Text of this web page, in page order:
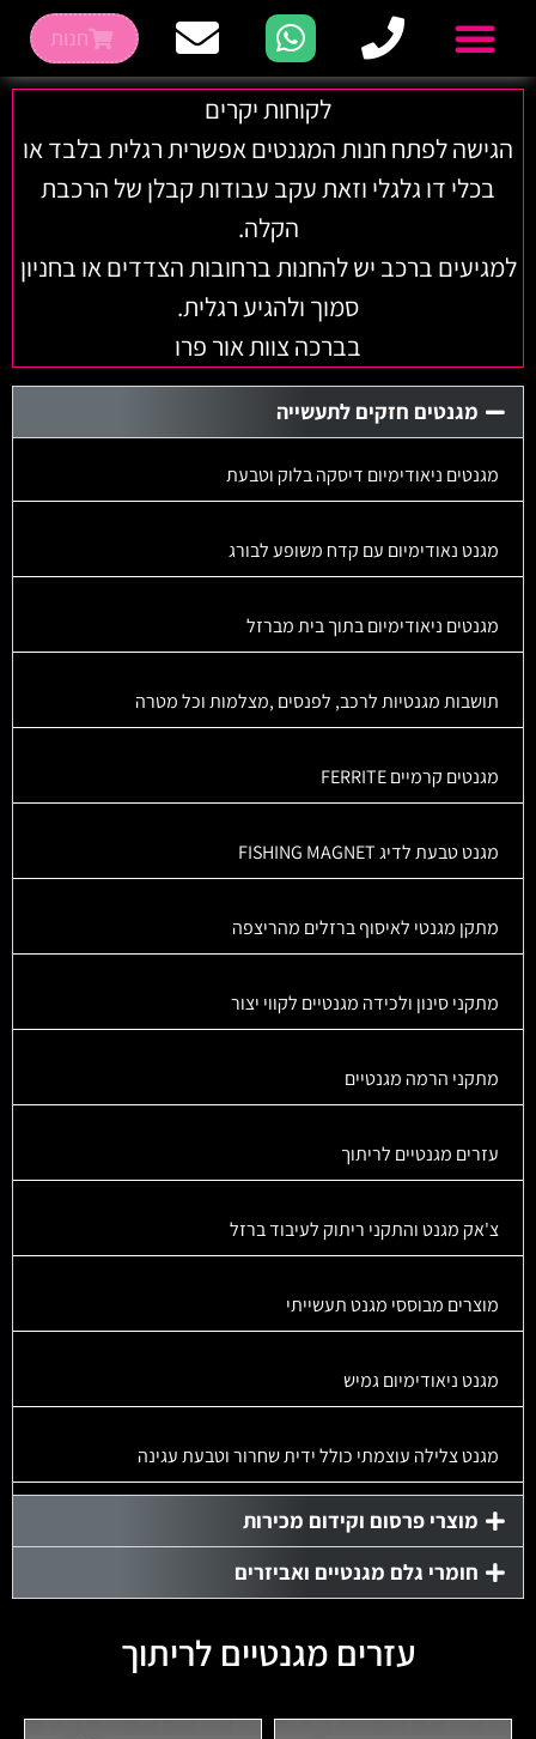
חנות
לקוחות יקרים
הגישה לפתח חנות המגנטים אפשרית רגלית בלבד או
בכלי דו גלגלי וזאת עקב עבודות קבלן של הרכבת
הקלה.
למגיעים ברכב יש להחנות ברחובות הצדדים או בחניון
סמוך ולהגיע רגלית.
בברכה צוות אור פרו
מגנטים חזקים לתעשייה
מגנטים ניאודימיום דיסקה בלוק וטבעת
מגנט נאודימיום עם קדח משופע לבורג
מגנטים ניאודימיום בתוך בית מברזל
תושבות מגנטיות לרכב, לפנסים ,מצלמות וכל מטרה
מגנטים קרמיים FERRITE
מגנט טבעת לדיג FISHING MAGNET
מתקן מגנטי לאיסוף ברזלים מהריצפה
מתקני סינון ולכידה מגנטיים לקווי יצור
מתקני הרמה מגנטיים
עזרים מגנטיים לריתוך
צ'אק מגנט והתקני ריתוק לעיבוד ברזל
מוצרים מבוססי מגנט תעשייתי
מגנט ניאודימיום גמיש
מגנט צלילה עוצמתי כולל ידית שחרור וטבעת עגינה
מוצרי פרסום וקידום מכירות
חומרי גלם מגנטיים ואביזרים
עזרים מגנטיים לריתוך